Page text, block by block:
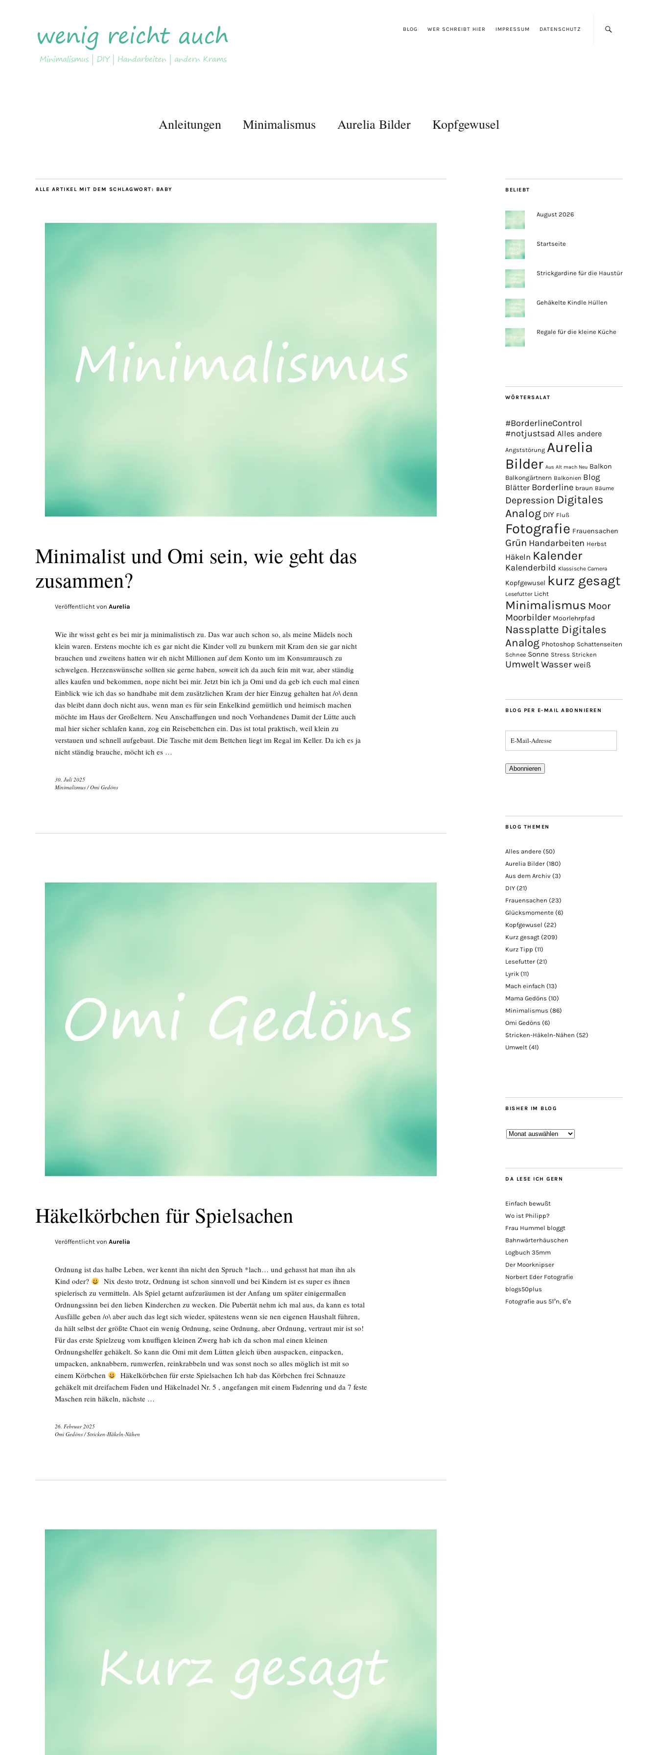
BLOG WER SCHREIBT HIER IMPRESSUM DATENSCHUTZ
Anleitungen Minimalismus Aurelia Bilder Kopfgewusel
ALLE ARTIKEL MIT DEM SCHLAGWORT: BABY
Minimalist und Omi sein, wie geht das
zusammen?
Veröffentlicht von Aurelia
Wie ihr wisst geht es bei mir ja minimalistisch zu. Das war auch schon so, als meine Mädels noch
klein waren. Erstens mochte ich es gar nicht die Kinder voll zu bunkern mit Kram den sie gar nicht
brauchen und zweitens hatten wir eh nicht Millionen auf dem Konto um im Konsumrausch zu
schwelgen. Herzenswünsche sollten sie gerne haben, soweit ich da auch fein mit war, aber ständig
alles kaufen und bekommen, nope nicht bei mir. Jetzt bin ich ja Omi und da geb ich euch mal einen
Einblick wie ich das so handhabe mit dem zusätzlichen Kram der hier Einzug gehalten hat /o\ denn
das bleibt dann doch nicht aus, wenn man es für sein Enkelkind gemütlich und heimisch machen
möchte im Haus der Großeltern. Neu Anschaffungen und noch Vorhandenes Damit der Lütte auch
mal hier sicher schlafen kann, zog ein Reisebettchen ein. Das ist total praktisch, weil klein zu
verstauen und schnell aufgebaut. Die Tasche mit dem Bettchen liegt im Regal im Keller. Da ich es ja
nicht ständig brauche, möcht ich es …
30. Juli 2025
Minimalismus/Omi Gedöns
Häkelkörbchen für Spielsachen
Veröffentlicht von Aurelia
Ordnung ist das halbe Leben, wer kennt ihn nicht den Spruch *lach… und gehasst hat man ihn als
Kind oder?
Nix desto trotz, Ordnung ist schon sinnvoll und bei Kindern ist es super es ihnen
spielerisch zu vermitteln. Als Spiel getarnt aufzuräumen ist der Anfang um später einigermaßen
Ordnungssinn bei den lieben Kinderchen zu wecken. Die Pubertät nehm ich mal aus, da kann es total
Ausfälle geben /o\ aber auch das legt sich wieder, spätestens wenn sie nen eigenen Haushalt führen,
da hält selbst der größte Chaot ein wenig Ordnung, seine Ordnung, aber Ordnung, vertraut mir ist so!
Für das erste Spielzeug vom knuffigen kleinen Zwerg hab ich da schon mal einen kleinen
Ordnungshelfer gehäkelt. So kann die Omi mit dem Lütten gleich üben auspacken, einpacken,
umpacken, anknabbern, rumwerfen, reinkrabbeln und was sonst noch so alles möglich ist mit so
einem Körbchen
Häkelkörbchen für erste Spielsachen Ich hab das Körbchen frei Schnauze
gehäkelt mit dreifachem Faden und Häkelnadel Nr. 5 , angefangen mit einem Fadenring und da 7 feste
Maschen rein häkeln, nächste …
26. Februar 2025
Omi Gedöns/Stricken-Häkeln-Nähen
BELIEBT
August 2026
Startseite
Strickgardine für die Haustür
Gehäkelte Kindle Hüllen
Regale für die kleine Küche
WÖRTERSALAT
#BorderlineControl
#notjustsad Alles andere
Angststörung Aurelia
Bilder Aus Alt mach Neu Balkon
Balkongärtnern Balkonien Blog
Blätter Borderline braun Bäume
Depression Digitales
Analog DIY Fluß
Fotografie Frauensachen
Grün Handarbeiten Herbst
Häkeln Kalender
Kalenderbild Klassische Camera
Kopfgewusel kurz gesagt
Lesefutter Licht
Minimalismus Moor
Moorbilder Moorlehrpfad
Nassplatte Digitales
Analog Photoshop Schattenseiten
Schnee Sonne Stress Stricken
UmweltWasser weiß
BLOG PER E-MAIL ABONNIEREN
Abonnieren
BLOG THEMEN
Alles andere (50)
Aurelia Bilder (180)
Aus dem Archiv (3)
DIY (21)
Frauensachen (23)
Glücksmomente (6)
Kopfgewusel (22)
Kurz gesagt (209)
Kurz Tipp (11)
Lesefutter (21)
Lyrik (11)
Mach einfach (13)
Mama Gedöns (10)
Minimalismus (86)
Omi Gedöns (6)
Stricken-Häkeln-Nähen (52)
Umwelt (41)
BISHER IM BLOG
Bisher
DA LESE ICH GERN
Einfach bewußt
Wo ist Philipp?
Frau Hummel bloggt
Bahnwärterhäuschen
Logbuch 35mm
Der Moorknipser
Norbert Eder Fotografie
blogs50plus
Fotografie aus 51°n, 6°e